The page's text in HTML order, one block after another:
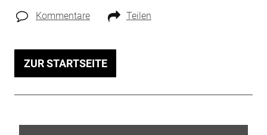
Kommentare Teilen
ZUR STARTSEITE